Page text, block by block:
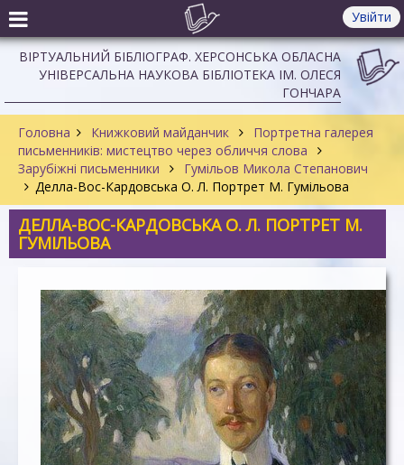
Увійти
ВІРТУАЛЬНИЙ БІБЛІОГРАФ. ХЕРСОНСЬКА ОБЛАСНА
УНІВЕРСАЛЬНА НАУКОВА БІБЛІОТЕКА ІМ. ОЛЕСЯ
ГОНЧАРА
Головна Книжковий майданчик
Портретна галерея
письменників: мистецтво через обличчя слова
Зарубіжні письменники
Гумільов Микола Степанович
Делла-Вос-Кардовська О. Л. Портрет М. Гумільова
ДЕЛЛА-ВОС-КАРДОВСЬКА О. Л. ПОРТРЕТ М.
ГУМІЛЬОВА